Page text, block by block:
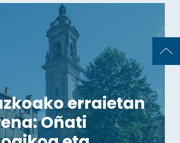
erraietan
Oñati